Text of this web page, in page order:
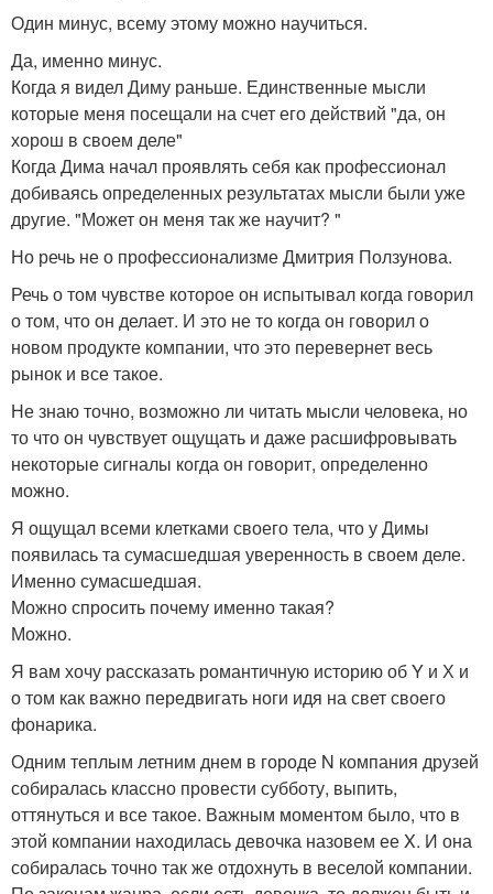
Один минус, всему этому можно научиться.
Да, именно минус.
Когда я видел Диму раньше. Единственные мысли
которые меня посещали на счет его действий "да, он
хорош в своем деле"
Когда Дима начал проявлять себя как профессионал
добиваясь определенных результатах мысли были уже
другие. "Может он меня так же научит? "
Но речь не о профессионализме Дмитрия Ползунова.
Речь о том чувстве которое он испытывал когда говорил
о том, что он делает. И это не то когда он говорил о
новом продукте компании, что это перевернет весь
рынок и все такое.
Не знаю точно, возможно ли читать мысли человека, но
то что он чувствует ощущать и даже расшифровывать
некоторые сигналы когда он говорит, определенно
можно.
Я ощущал всеми клетками своего тела, что у Димы
появилась та сумасшедшая уверенность в своем деле.
Именно сумасшедшая.
Можно спросить почему именно такая?
Можно.
Я вам хочу рассказать романтичную историю об Y и Х и
о том как важно передвигать ноги идя на свет своего
фонарика.
Одним теплым летним днем в городе N компания друзей
собиралась классно провести субботу, выпить,
оттянуться и все такое. Важным моментом было, что в
этой компании находилась девочка назовем ее X. И она
собиралась точно так же отдохнуть в веселой компании.